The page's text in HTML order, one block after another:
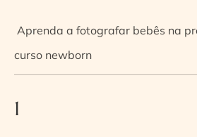
Aprenda a fotografar bebês na
curso newborn
1